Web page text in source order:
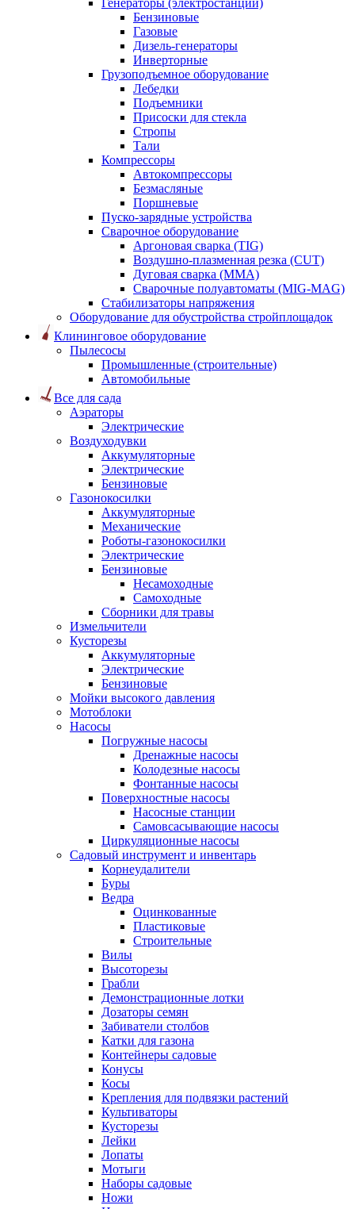
Генераторы (электростанции)
Бензиновые
Газовые
Дизель-генераторы
Инверторные
Грузоподъемное оборудование
Лебедки
Подъемники
Присоски для стекла
Стропы
Тали
Компрессоры
Автокомпрессоры
Безмасляные
Поршневые
Пуско-зарядные устройства
Сварочное оборудование
Аргоновая сварка (TIG)
Воздушно-плазменная резка (CUT)
Дуговая сварка (ММА)
Сварочные полуавтоматы (MIG-MAG)
Стабилизаторы напряжения
Оборудование для обустройства стройплощадок
Клининговое оборудование
Пылесосы
Промышленные (строительные)
Автомобильные
Все для сада
Аэраторы
Электрические
Воздуходувки
Аккумуляторные
Электрические
Бензиновые
Газонокосилки
Аккумуляторные
Механические
Роботы-газонокосилки
Электрические
Бензиновые
Несамоходные
Самоходные
Сборники для травы
Измельчители
Кусторезы
Аккумуляторные
Электрические
Бензиновые
Мойки высокого давления
Мотоблоки
Насосы
Погружные насосы
Дренажные насосы
Колодезные насосы
Фонтанные насосы
Поверхностные насосы
Насосные станции
Самовсасывающие насосы
Циркуляционные насосы
Садовый инструмент и инвентарь
Корнеудалители
Буры
Ведра
Оцинкованные
Пластиковые
Строительные
Вилы
Высоторезы
Грабли
Демонстрационные лотки
Дозаторы семян
Забиватели столбов
Катки для газона
Контейнеры садовые
Конусы
Косы
Крепления для подвязки растений
Культиваторы
Кусторезы
Лейки
Лопаты
Мотыги
Наборы садовые
Ножи